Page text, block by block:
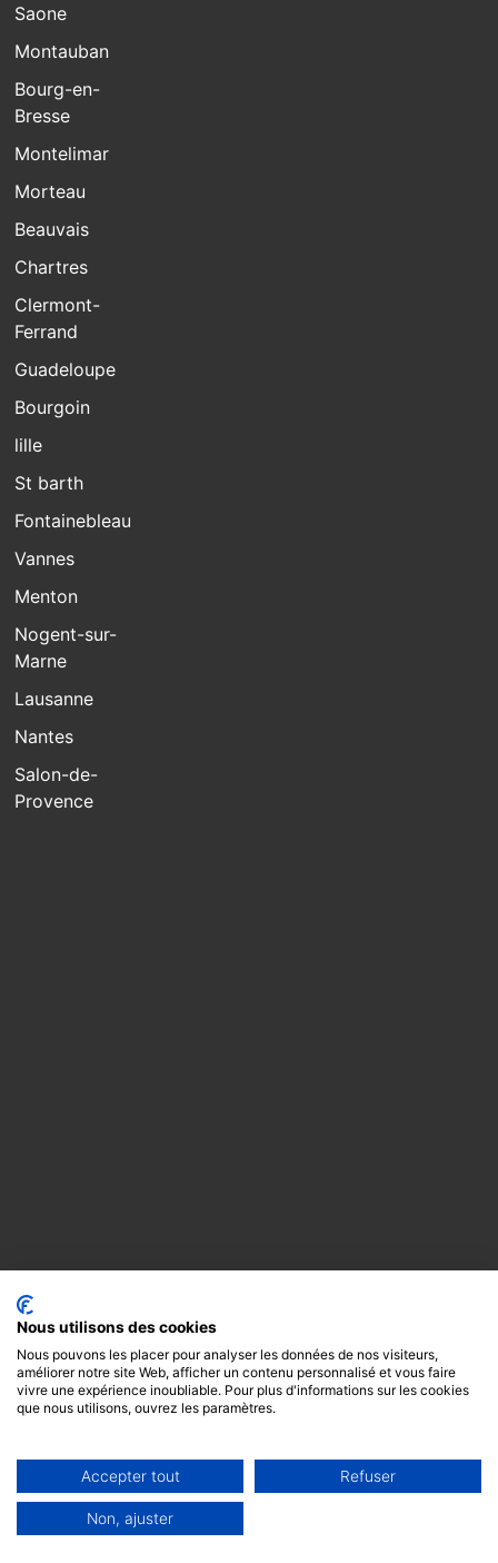
Saone
Montauban
Bourg-en-
Bresse
Montelimar
Morteau
Beauvais
Chartres
Clermont-
Ferrand
Guadeloupe
Bourgoin
lille
St barth
Fontainebleau
Vannes
Menton
Nogent-sur-
Marne
Lausanne
Nantes
Salon-de-
Provence
Copyright
© 2024 -
GODOT &
FILS
Mentions
Nous utilisons des cookies
Nous pouvons les placer pour analyser les données de nos visiteurs,
améliorer notre site Web, afficher un contenu personnalisé et vous faire
vivre une expérience inoubliable. Pour plus d'informations sur les cookies
que nous utilisons, ouvrez les paramètres.
Accepter tout Refuser
Non, ajuster